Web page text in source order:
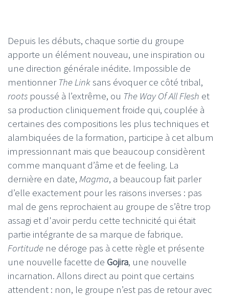
Depuis les débuts, chaque sortie du groupe
apporte un élément nouveau, une inspiration ou
une direction générale inédite. Impossible de
mentionner The Linksans évoquer ce côté tribal,
roots poussé à l’extrême, ou The Way Of All Flesh et
sa production cliniquement froide qui, couplée à
certaines des compositions les plus techniques et
alambiquées de la formation, participe à cet album
impressionnant mais que beaucoup considèrent
comme manquant d’âme et de feeling. La
dernière en date, Magma, a beaucoup fait parler
d’elle exactement pour les raisons inverses : pas
mal de gens reprochaient au groupe de s’être trop
assagi et d'avoir perdu cette technicité qui était
partie intégrante de sa marque de fabrique.
Fortitude ne déroge pas à cette règle et présente
une nouvelle facette de Gojira, une nouvelle
incarnation. Allons direct au point que certains
attendent : non, le groupe n’est pas de retour avec